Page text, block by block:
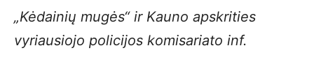
„Kėdainių mugės“ ir Kauno apskrities
vyriausiojo policijos komisariato inf.